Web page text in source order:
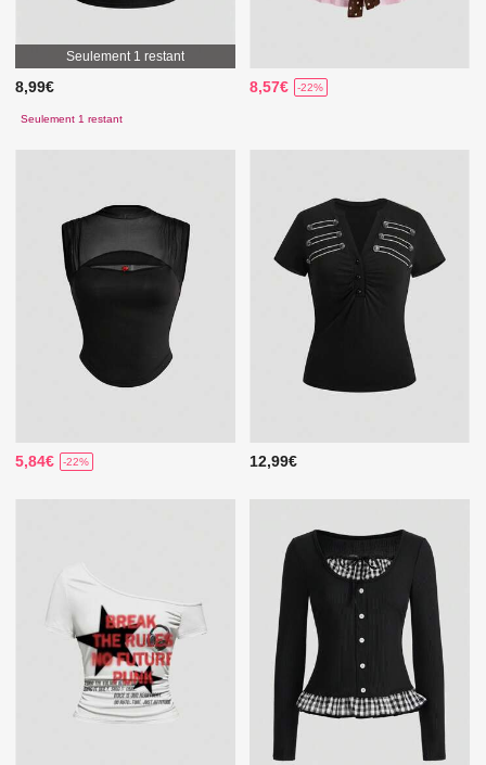
Seulement 1 restant
8,99€
Seulement 1 restant
8,57€ -22%
5,84€ -22% 12,99€